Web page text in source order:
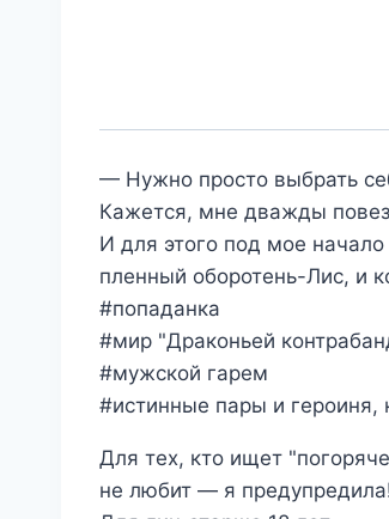
— Нужно просто выбрать
Кажется, мне дважды
И для этого под мое
пленный оборотень-Лис, и
#попаданка
#мир "Драконьей
#мужской гарем
#истинные пары и героиня,
Для тех, кто ищет
не любит — я